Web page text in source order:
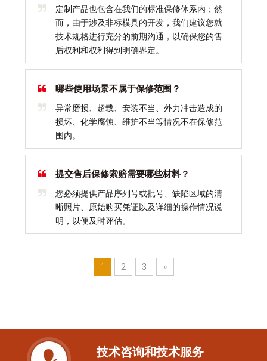
定制产品也包含在我们的标准保修体系内；然
而，由于涉及非标模具的开发，我们建议您就
技术规格进行充分的前期沟通，以确保您的售
后权利和权利得到明确界定。
哪些使用场景不属于保修范围？
异常磨损、超载、安装不当、外力冲击造成的
损坏、化学腐蚀、维护不当等情况不在保修范
围内。
提交售后保修索赔需要哪些材料？
您必须提供产品序列号或批号、缺陷区域的清
晰照片、原始购买凭证以及详细的操作情况说
明，以便及时评估。
1 2 3 »
技术咨询和技术服务